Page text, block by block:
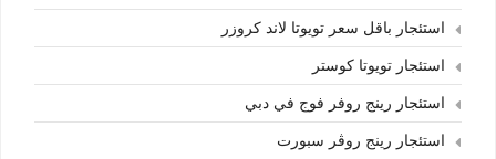
استئجار باقل سعر تويوتا لاند كروزر
استئجار تويوتا كوستر
استئجار رينج روفر فوج في دبي
استئجار رينج روڤر سبورت